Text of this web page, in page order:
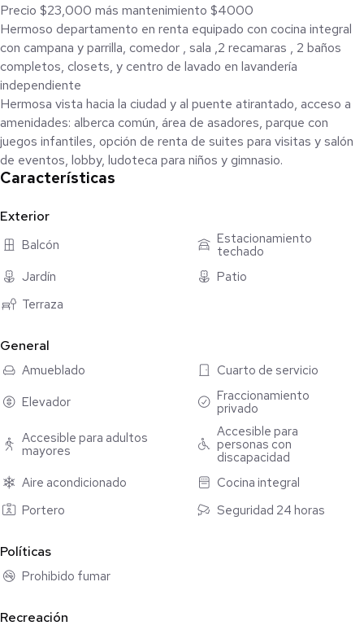
Precio $23,000 más mantenimiento $4000
Hermoso departamento en renta equipado con cocina integral
con campana y parrilla, comedor , sala ,2 recamaras , 2 baños
completos, closets, y centro de lavado en lavandería
independiente
Hermosa vista hacia la ciudad y al puente atirantado, acceso a
amenidades: alberca común, área de asadores, parque con
juegos infantiles, opción de renta de suites para visitas y salón
de eventos, lobby, ludoteca para niños y gimnasio.
Características
Exterior
Balcón
Estacionamiento
techado
Jardín
Patio
Terraza
General
Amueblado
Cuarto de servicio
Elevador
Fraccionamiento
privado
Accesible para adultos
mayores
Accesible para
personas con
discapacidad
Aire acondicionado
Cocina integral
Portero
Seguridad 24 horas
Políticas
Prohibido fumar
Recreación